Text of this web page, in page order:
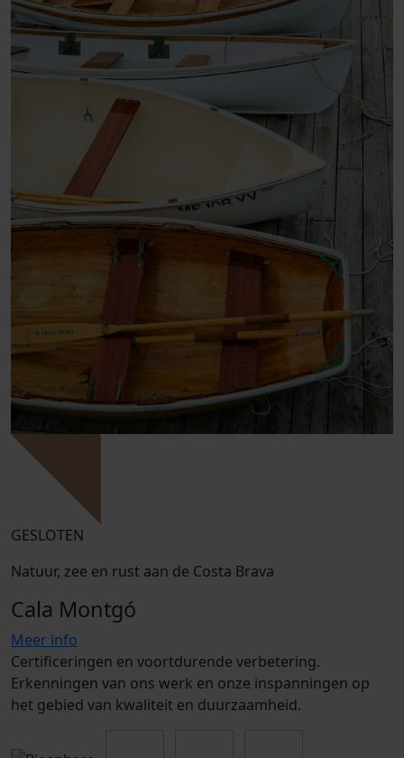
GESLOTEN
Natuur, zee en rust aan de Costa Brava
Cala Montgó
Meer info
Certificeringen en voortdurende verbetering.
Erkenningen van ons werk en onze inspanningen op
het gebied van kwaliteit en duurzaamheid.